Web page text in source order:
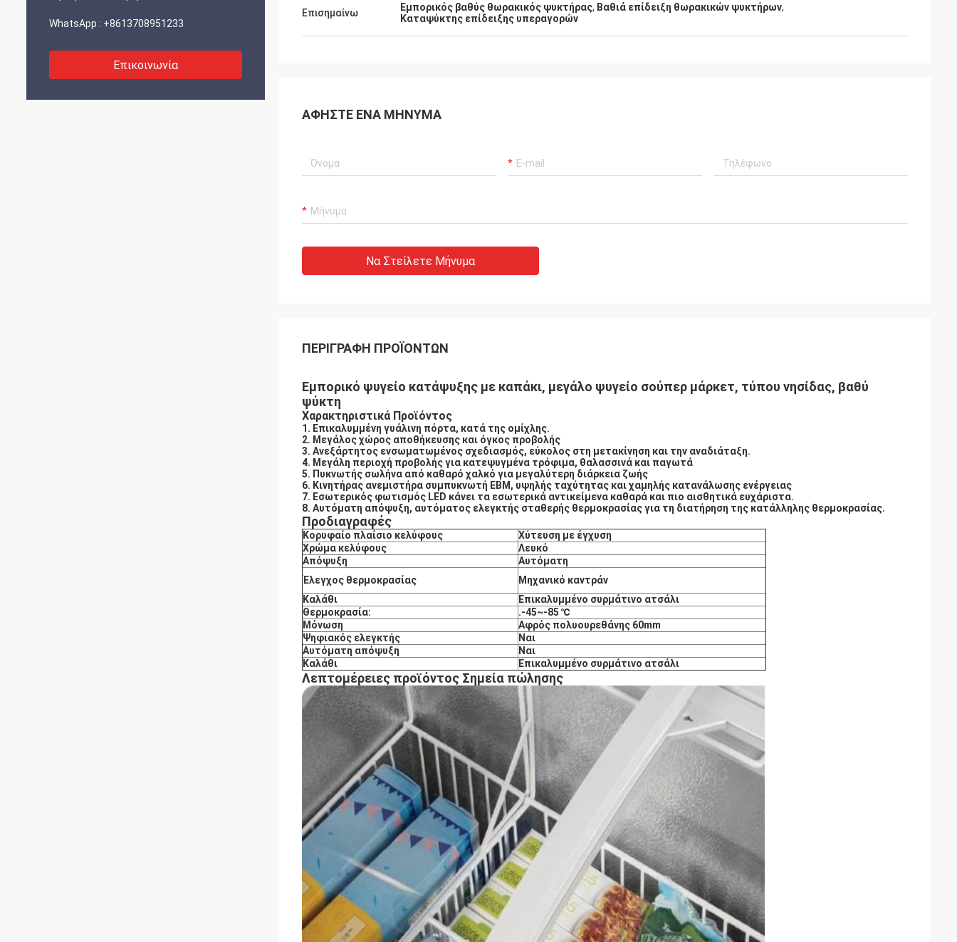
WhatsApp : +8613708951233
Επικοινωνία
Επισημαίνω Εμπορικός βαθύς θωρακικός ψυκτήρας, Βαθιά επίδειξη θωρακικών ψυκτήρων,
Καταψύκτης επίδειξης υπεραγορών
ΑΦΉΣΤΕ ΈΝΑ ΜΉΝΥΜΑ
Να Στείλετε Μήνυμα
ΠΕΡΙΓΡΑΦΉ ΠΡΟΪΌΝΤΩΝ
Εμπορικό ψυγείο κατάψυξης με καπάκι, μεγάλο ψυγείο σούπερ μάρκετ, τύπου νησίδας, βαθύ
ψύκτη
Χαρακτηριστικά Προϊόντος
1. Επικαλυμμένη γυάλινη πόρτα, κατά της ομίχλης.
2. Μεγάλος χώρος αποθήκευσης και όγκος προβολής
3. Ανεξάρτητος ενσωματωμένος σχεδιασμός, εύκολος στη μετακίνηση και την αναδιάταξη.
4. Μεγάλη περιοχή προβολής για κατεψυγμένα τρόφιμα, θαλασσινά και παγωτά
5. Πυκνωτής σωλήνα από καθαρό χαλκό για μεγαλύτερη διάρκεια ζωής
6. Κινητήρας ανεμιστήρα συμπυκνωτή EBM, υψηλής ταχύτητας και χαμηλής κατανάλωσης ενέργειας
7. Εσωτερικός φωτισμός LED κάνει τα εσωτερικά αντικείμενα καθαρά και πιο αισθητικά ευχάριστα.
8. Αυτόματη απόψυξη, αυτόματος ελεγκτής σταθερής θερμοκρασίας για τη διατήρηση της κατάλληλης θερμοκρασίας.
Προδιαγραφές
Κορυφαίο πλαίσιο κελύφους
Χύτευση με έγχυση
Χρώμα κελύφους
Λευκό
Απόψυξη
Αυτόματη
Έλεγχος θερμοκρασίας
Μηχανικό καντράν
Καλάθι
Επικαλυμμένο συρμάτινο ατσάλι
Θερμοκρασία:
.-45~-85 ℃
Μόνωση
Αφρός πολυουρεθάνης 60mm
Ψηφιακός ελεγκτής
Ναι
Αυτόματη απόψυξη
Ναι
Καλάθι
Επικαλυμμένο συρμάτινο ατσάλι
Λεπτομέρειες προϊόντος Σημεία πώλησης